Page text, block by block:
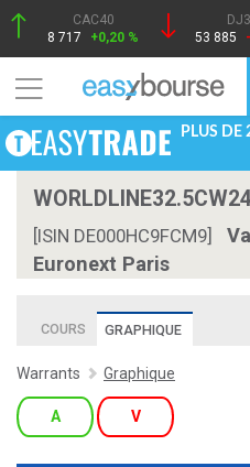
CAC40
8 717
+0,20 %
53 885
PLUS DE
[ISIN DE000HC9FCM9]
Euronext Paris
COURS GRAPHIQUE
Warrants Graphique
A V